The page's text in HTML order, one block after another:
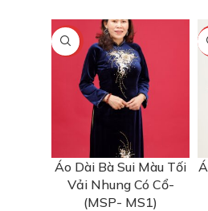
-25%
Áo Dài Bà Sui Màu Tối
Vải Nhung Có Cổ-
(MSP- MS1)